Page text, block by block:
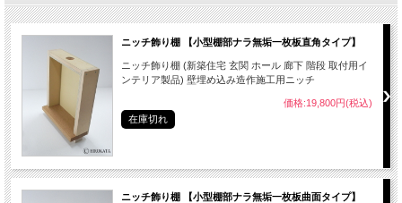
ニッチ飾り棚 【小型棚部ナラ無垢一枚板直角タイプ】
ニッチ飾り棚 (新築住宅 玄関 ホール 廊下 階段 取付用イ
ンテリア製品) 壁埋め込み造作施工用ニッチ
価格:19,800円(税込)
在庫切れ
ニッチ飾り棚 【小型棚部ナラ無垢一枚板曲面タイプ】